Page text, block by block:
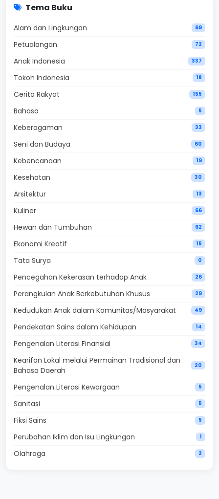
Tema Buku
Alam dan Lingkungan 69
Petualangan 72
Anak Indonesia 337
Tokoh Indonesia 18
Cerita Rakyat 155
Bahasa 5
Keberagaman 33
Seni dan Budaya 60
Kebencanaan 19
Kesehatan 30
Arsitektur 13
Kuliner 66
Hewan dan Tumbuhan 62
Ekonomi Kreatif 15
Tata Surya 0
Pencegahan Kekerasan terhadap Anak 26
Perangkulan Anak Berkebutuhan Khusus 29
Kedudukan Anak dalam Komunitas/Masyarakat 49
Pendekatan Sains dalam Kehidupan 14
Pengenalan Literasi Finansial 34
Kearifan Lokal melalui Permainan Tradisional dan
Bahasa Daerah
20
Pengenalan Literasi Kewargaan 5
Sanitasi 5
Fiksi Sains 5
Perubahan Iklim dan Isu Lingkungan 1
Olahraga 2